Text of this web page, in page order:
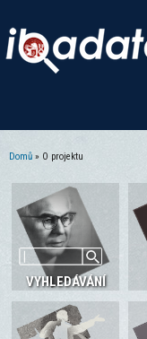
Domů » O projektu
VYHLEDÁVÁNÍ